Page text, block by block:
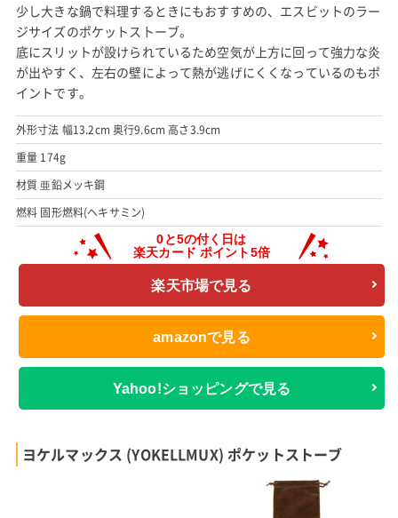
少し大きな鍋で料理するときにもおすすめの、エスビットのラー
ジサイズのポケットストーブ。
底にスリットが設けられているため空気が上方に回って強力な炎
が出やすく、左右の壁によって熱が逃げにくくなっているのもポ
イントです。
外形寸法 幅13.2cm 奥行9.6cm 高さ3.9cm
重量 174g
材質 亜鉛メッキ鋼
燃料 固形燃料(ヘキサミン)
楽天市場で見る
amazonで見る
Yahoo!ショッピングで見る
ヨケルマックス (YOKELLMUX) ポケットストーブ